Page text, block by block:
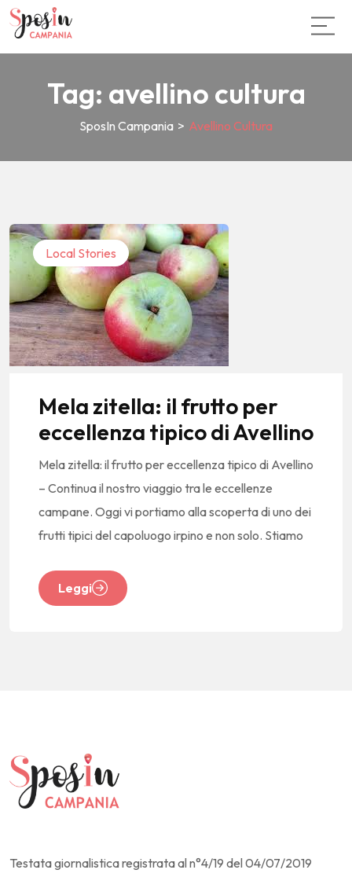
Tag: avellino cultura
SposIn Campania > Avellino Cultura
Local Stories
Mela zitella: il frutto per
eccellenza tipico di Avellino
Mela zitella: il frutto per eccellenza tipico di Avellino
– Continua il nostro viaggio tra le eccellenze
campane. Oggi vi portiamo alla scoperta di uno dei
frutti tipici del capoluogo irpino e non solo. Stiamo
Leggi
Testata giornalistica registrata al n°4/19 del 04/07/2019